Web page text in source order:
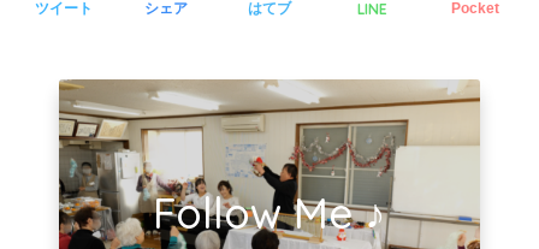
ツイート シェア はてブ LINE Pocket
Follow Me ♪